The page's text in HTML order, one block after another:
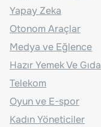
Yapay Zeka
Otonom Araçlar
Medya ve Eğlence
Hazır Yemek Ve Gıda
Telekom
Oyun ve E-spor
Kadın Yöneticiler